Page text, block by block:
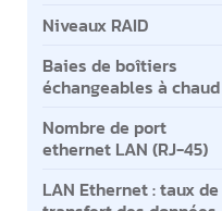
Niveaux RAID
Baies de boîtiers
échangeables à chaud
Nombre de port
ethernet LAN (RJ-45)
LAN Ethernet : taux de